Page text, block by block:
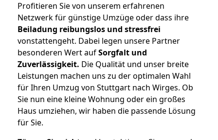
Profitieren Sie von unserem erfahrenen
Netzwerk für günstige Umzüge oder dass ihre
Beiladung reibungslos und stressfrei
vonstattengeht. Dabei legen unsere Partner
besonderen Wert aufSorgfalt und
Zuverlässigkeit. Die Qualität und unser breite
Leistungen machen uns zu der optimalen Wahl
für Ihren Umzug von Stuttgart nach Wirges. Ob
Sie nun eine kleine Wohnung oder ein großes
Haus umziehen, wir haben die passende Lösung
für Sie.